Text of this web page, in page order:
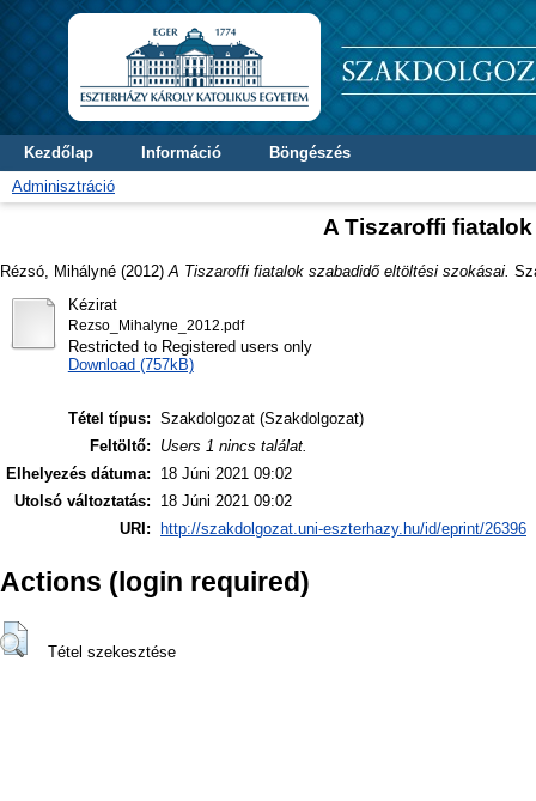
Kezdőlap Információ
Böngészés
Adminisztráció
A Tiszaroffi
Rézsó, Mihályné (2012) A Tiszaroffi fiatalok szabadidő eltöltési szokásai.
Kézirat
Rezso_Mihalyne_2012.pdf
Restricted to Registered users only
Download (757kB)
Tétel típus: Szakdolgozat (Szakdolgozat)
Feltöltő:
Users 1 nincs találat.
Elhelyezés dátuma:
18 Júni 2021 09:02
Utolsó változtatás:
18 Júni 2021 09:02
URI:
http://szakdolgozat.uni-eszterhazy.hu/id/eprint/26396
Actions (login required)
Tétel szekesztése